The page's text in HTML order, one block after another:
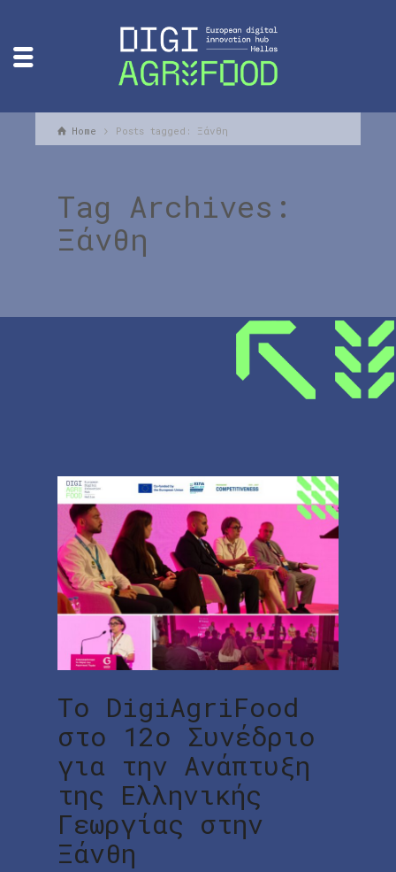
Home Posts tagged: Ξάνθη
Tag Archives:
Ξάνθη
Το DigiAgriFood
στο 12ο Συνέδριο
για την Ανάπτυξη
της Ελληνικής
Γεωργίας στην
Ξάνθη